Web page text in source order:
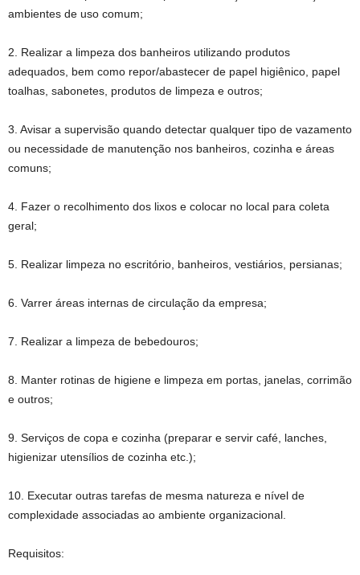
ambientes de uso comum;
2. Realizar a limpeza dos banheiros utilizando produtos
adequados, bem como repor/abastecer de papel higiênico, papel
toalhas, sabonetes, produtos de limpeza e outros;
3. Avisar a supervisão quando detectar qualquer tipo de vazamento
ou necessidade de manutenção nos banheiros, cozinha e áreas
comuns;
4. Fazer o recolhimento dos lixos e colocar no local para coleta
geral;
5. Realizar limpeza no escritório, banheiros, vestiários, persianas;
6. Varrer áreas internas de circulação da empresa;
7. Realizar a limpeza de bebedouros;
8. Manter rotinas de higiene e limpeza em portas, janelas, corrimão
e outros;
9. Serviços de copa e cozinha (preparar e servir café, lanches,
higienizar utensílios de cozinha etc.);
10. Executar outras tarefas de mesma natureza e nível de
complexidade associadas ao ambiente organizacional.
Requisitos: